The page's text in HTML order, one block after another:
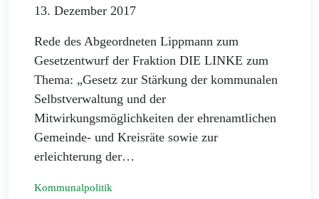
13. Dezember 2017
Rede des Abgeordneten Lippmann zum
Gesetzentwurf der Fraktion DIE LINKE zum
Thema: „Gesetz zur Stärkung der kommunalen
Selbstverwaltung und der
Mitwirkungsmöglichkeiten der ehrenamtlichen
Gemeinde- und Kreisräte sowie zur
erleichterung der…
Kommunalpolitik